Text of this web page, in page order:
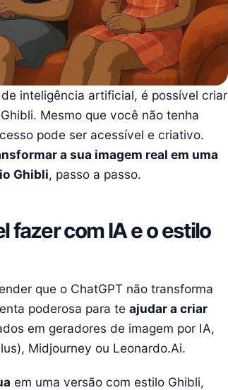
inteligência artificial, é possível criar
Mesmo que você não tenha
pode ser acessível e criativo.
a sua imagem real em uma
Ghibli, passo a passo.
fazer com IA e o estilo
que o ChatGPT não transforma
poderosa para te ajudar a criar
em geradores de imagem por IA,
Midjourney ou Leonardo.Ai.
em uma versão com estilo Ghibli,